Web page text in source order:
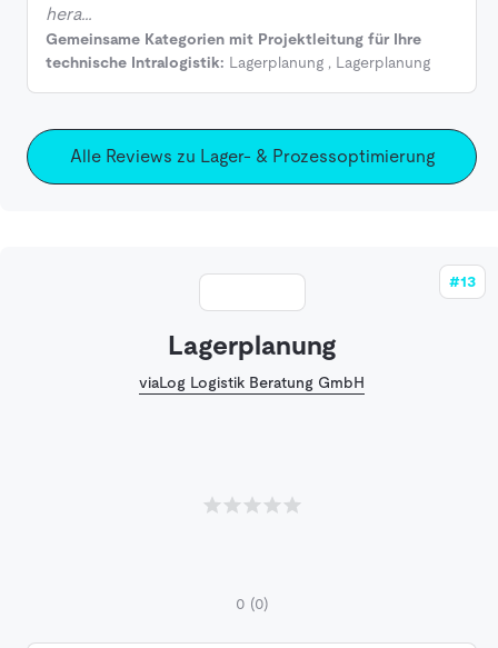
hera…
Gemeinsame Kategorien mit Projektleitung für Ihre
technische Intralogistik: Lagerplanung , Lagerplanung
Alle Reviews zu Lager- & Prozessoptimierung
#13
Lagerplanung
viaLog Logistik Beratung GmbH
0 (0)